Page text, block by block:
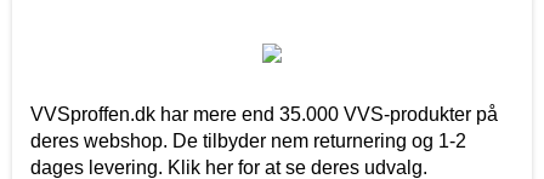
VVSproffen.dk har mere end 35.000 VVS-produkter på
deres webshop. De tilbyder nem returnering og 1-2
dages levering. Klik her for at se deres udvalg.